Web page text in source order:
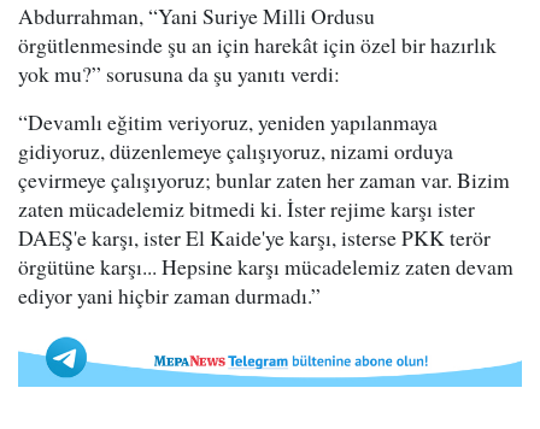
Abdurrahman, “Yani Suriye Milli Ordusu
örgütlenmesinde şu an için harekât için özel bir hazırlık
yok mu?” sorusuna da şu yanıtı verdi:
“Devamlı eğitim veriyoruz, yeniden yapılanmaya
gidiyoruz, düzenlemeye çalışıyoruz, nizami orduya
çevirmeye çalışıyoruz; bunlar zaten her zaman var. Bizim
zaten mücadelemiz bitmedi ki. İster rejime karşı ister
DAEŞ'e karşı, ister El Kaide'ye karşı, isterse PKK terör
örgütüne karşı... Hepsine karşı mücadelemiz zaten devam
ediyor yani hiçbir zaman durmadı.”